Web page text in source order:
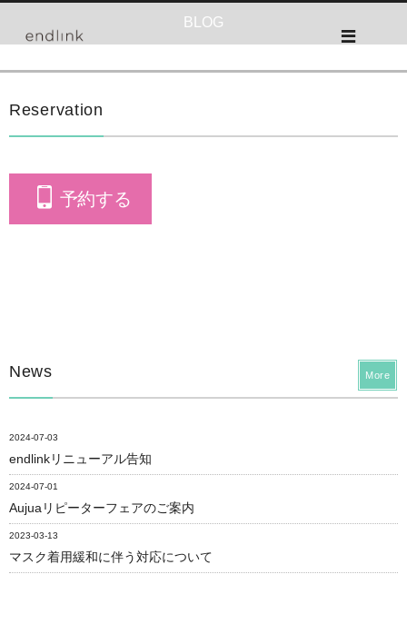
BLOG
Reservation
予約する
News
2024-07-03
endlinkリニューアル告知
2024-07-01
Aujuaリピーターフェアのご案内
2023-03-13
マスク着用緩和に伴う対応について
More